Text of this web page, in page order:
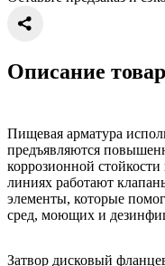
Описание
Затвор дисковый
Пищевая арматура
предъявляются
коррозионной
линиях работают
элементы, которые
сред, моющих и